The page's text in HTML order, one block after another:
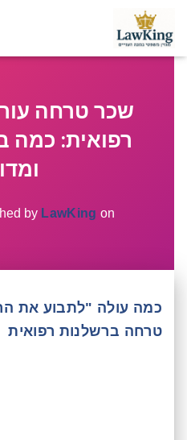
שכר טרחה
רפואית: כמה
by LawKing on
כמה עולה "לתבוע את
טרחה ברשלנות רפואית